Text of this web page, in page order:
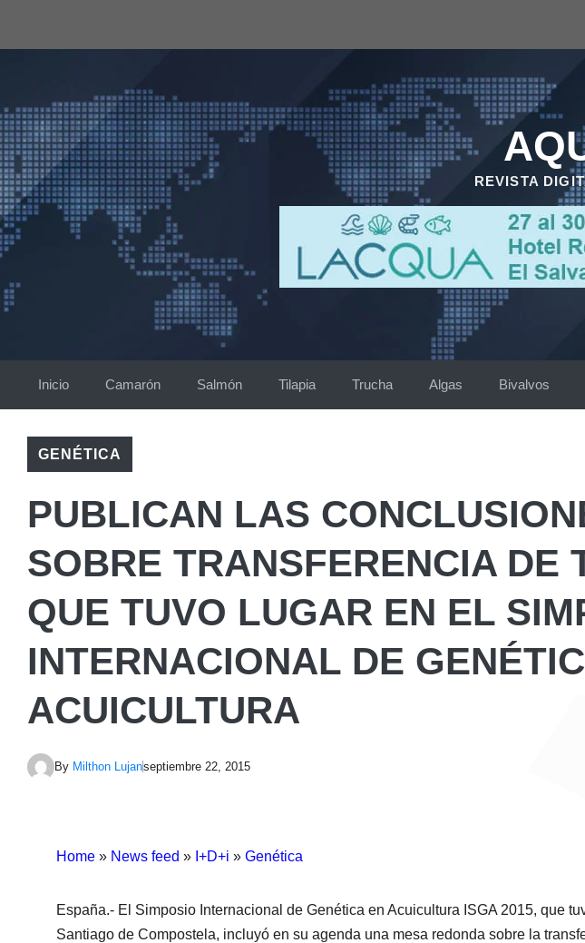
REVISTA
Inicio Camarón Salmón Tilapia Trucha Algas Bivalvos
GENÉTICA
PUBLICAN LAS
SOBRE TRANSFERENCIA DE
QUE TUVO LUGAR EN EL
INTERNACIONAL DE
ACUICULTURA
By Milthon Lujanseptiembre 22, 2015
Home » News feed » I+D+i » Genética
España.- El Simposio Internacional de Genética en Acuicultura ISGA 2015, que
Santiago de Compostela, incluyó en su agenda una mesa redonda sobre la